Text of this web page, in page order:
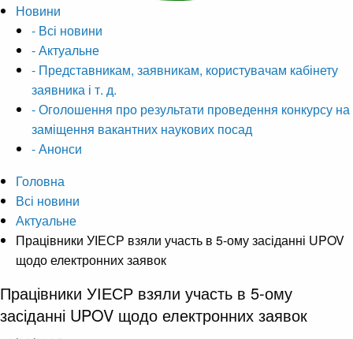
Новини
- Всі новини
- Актуальне
- Представникам, заявникам, користувачам кабінету
заявника і т. д.
- Оголошення про результати проведення конкурсу на
заміщення вакантних наукових посад
- Анонси
Головна
Всі новини
Актуальне
Працівники УІЕСР взяли участь в 5-ому засіданні UPOV
щодо електронних заявок
Працівники УІЕСР взяли участь в 5-ому
засіданні UPOV щодо електронних заявок